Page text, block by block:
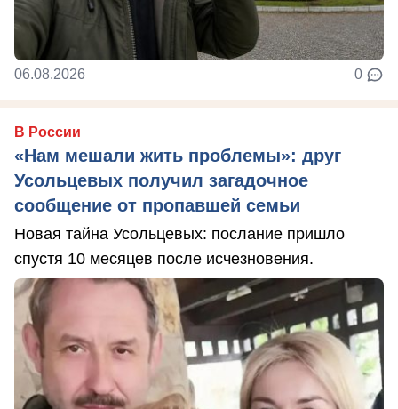
06.08.2026 0
В России
«Нам мешали жить проблемы»: друг
Усольцевых получил загадочное
сообщение от пропавшей семьи
Новая тайна Усольцевых: послание пришло
спустя 10 месяцев после исчезновения.